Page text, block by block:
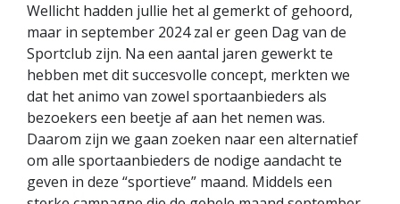
Wellicht hadden jullie het al gemerkt of gehoord,
maar in september 2024 zal er geen Dag van de
Sportclub zijn. Na een aantal jaren gewerkt te
hebben met dit succesvolle concept, merkten we
dat het animo van zowel sportaanbieders als
bezoekers een beetje af aan het nemen was.
Daarom zijn we gaan zoeken naar een alternatief
om alle sportaanbieders de nodige aandacht te
geven in deze “sportieve” maand. Middels een